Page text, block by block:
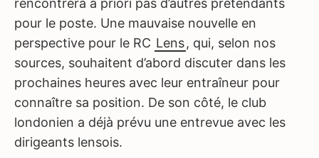
rencontrera a priori pas d’autres prétendants
pour le poste. Une mauvaise nouvelle en
perspective pour le RC Lens, qui, selon nos
sources, souhaitent d’abord discuter dans les
prochaines heures avec leur entraîneur pour
connaître sa position. De son côté, le club
londonien a déjà prévu une entrevue avec les
dirigeants lensois.